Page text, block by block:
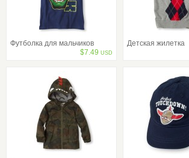
Футболка для мальчиков
$7.49 USD
Детская жилетка